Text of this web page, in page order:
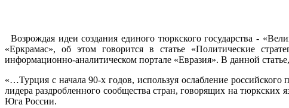
Возрождая идеи создания единого тюркского государства -
«Еркрамас», об этом говорится в статье «Политические
информационно-аналитическом портале «Евразия». В данной
«…Турция с начала 90-х годов, используя ослабление
лидера раздробленного сообщества стран, говорящих на тюркских
Юга России.